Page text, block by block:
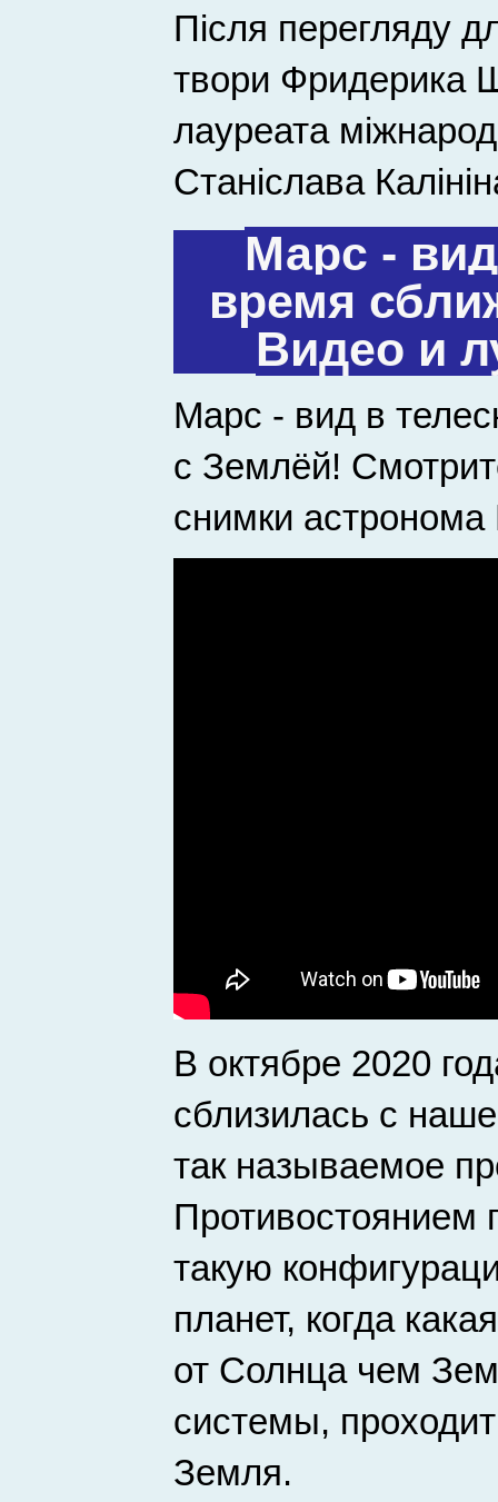
Після перегляду
твори Фридерика
лауреата
Станіслава
Марс -
время
Видео и
Марс - вид в
с Землёй!
снимки
В октябре 2020
сблизилась с
так называемое
Противостоянием
такую
планет, когда
от Солнца чем
системы,
Земля.